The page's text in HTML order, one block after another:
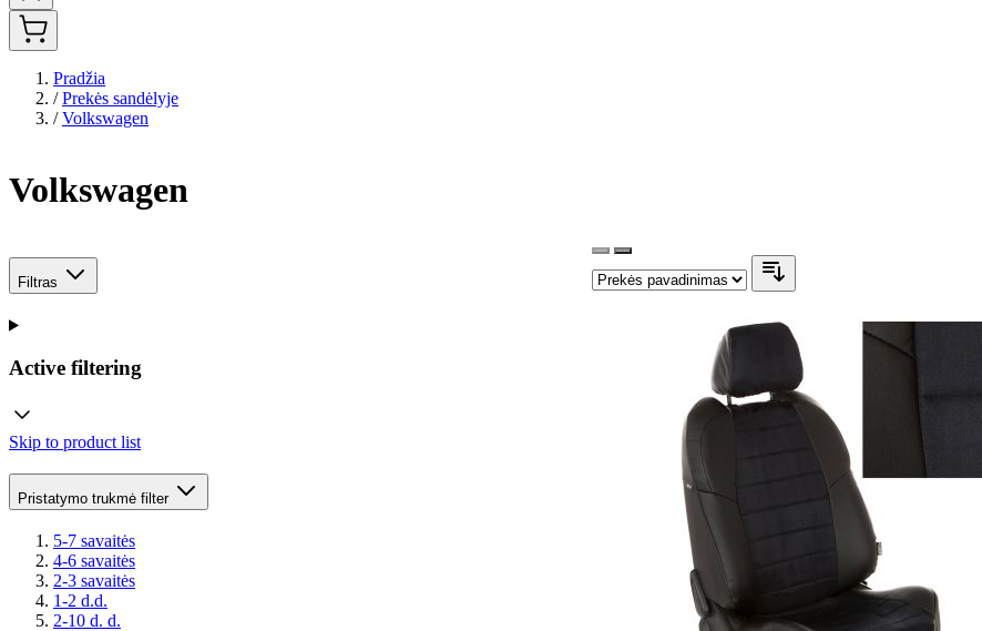
Pradžia
/ Prekės sandėlyje
/ Volkswagen
Volkswagen
Filtras
Active filtering
Skip to product list
Pristatymo trukmė filter
5-7 savaitės
4-6 savaitės
2-3 savaitės
1-2 d.d.
2-10 d. d.